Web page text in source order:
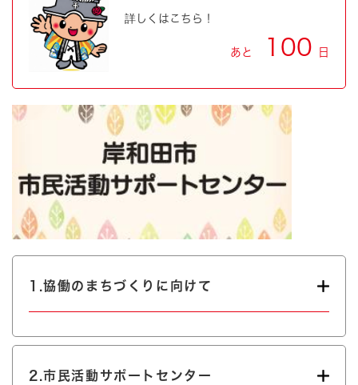
詳しくはこちら！
あと 100 日
1.協働のまちづくりに向けて
2.市民活動サポートセンター